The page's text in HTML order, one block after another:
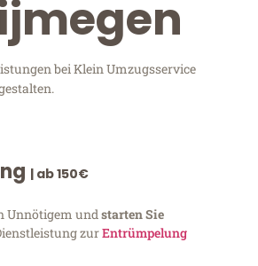
bei Klein Umzugsservice
| ab 150€
Unnötigem undstarten Sie
zurEntrümpelung